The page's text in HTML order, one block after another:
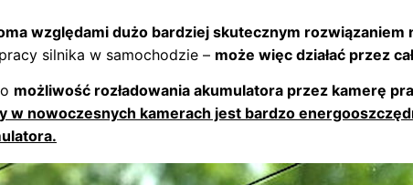
względami dużo bardziej skutecznym rozwiązaniem
silnika w samochodzie – może więc działać przez
możliwość rozładowania akumulatora przez kamerę
w nowoczesnych kamerach jest bardzo